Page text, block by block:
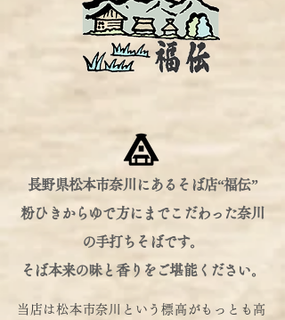
長野県松本市奈川にあるそば店“福伝”
粉ひきからゆで方にまでこだわった奈川
の手打ちそばです。
そば本来の味と香りをご堪能ください。
当店は松本市奈川という標高がもっとも高